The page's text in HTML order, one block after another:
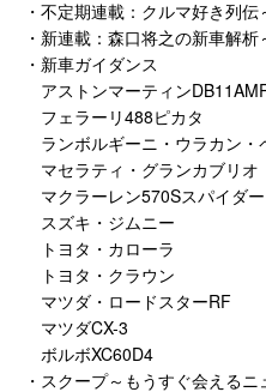
・不定期連載：クルマ好き列
・新連載：森口将之の新車解
・新車ガイダンス
アストンマーティン
フェラーリ488ピカタ
ランボルギーニ・ウラカン・
マセラティ・グランカブリオ
マクラーレン570Sスパイダー
スズキ・ジムニー
トヨタ・カローラ
トヨタ・クラウン
マツダ・ロードスターRF
マツダCX-3
ボルボXC60D4
・スクープ～もうすぐ会える